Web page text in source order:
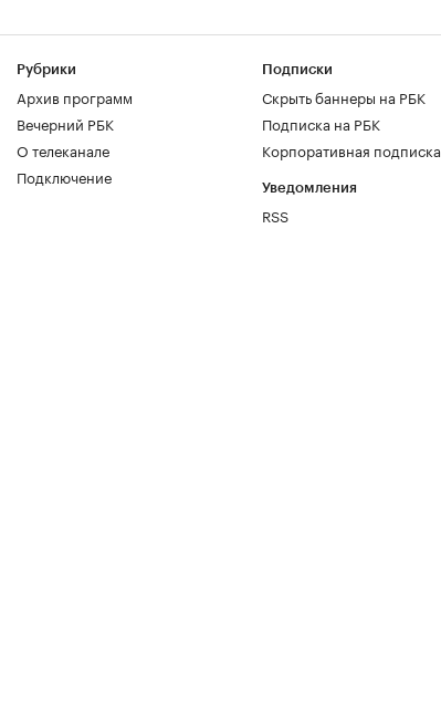
Рубрики
Архив программ
Вечерний РБК
О телеканале
Подключение
Подписки
Скрыть баннеры на РБК
Подписка на РБК
Корпоративная подписка
Уведомления
RSS